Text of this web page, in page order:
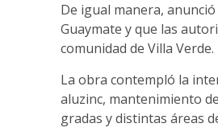
De igual manera,
Guaymate y que las
comunidad de Villa Verde.
La obra contempló la
aluzinc, mantenimiento
gradas y distintas áreas